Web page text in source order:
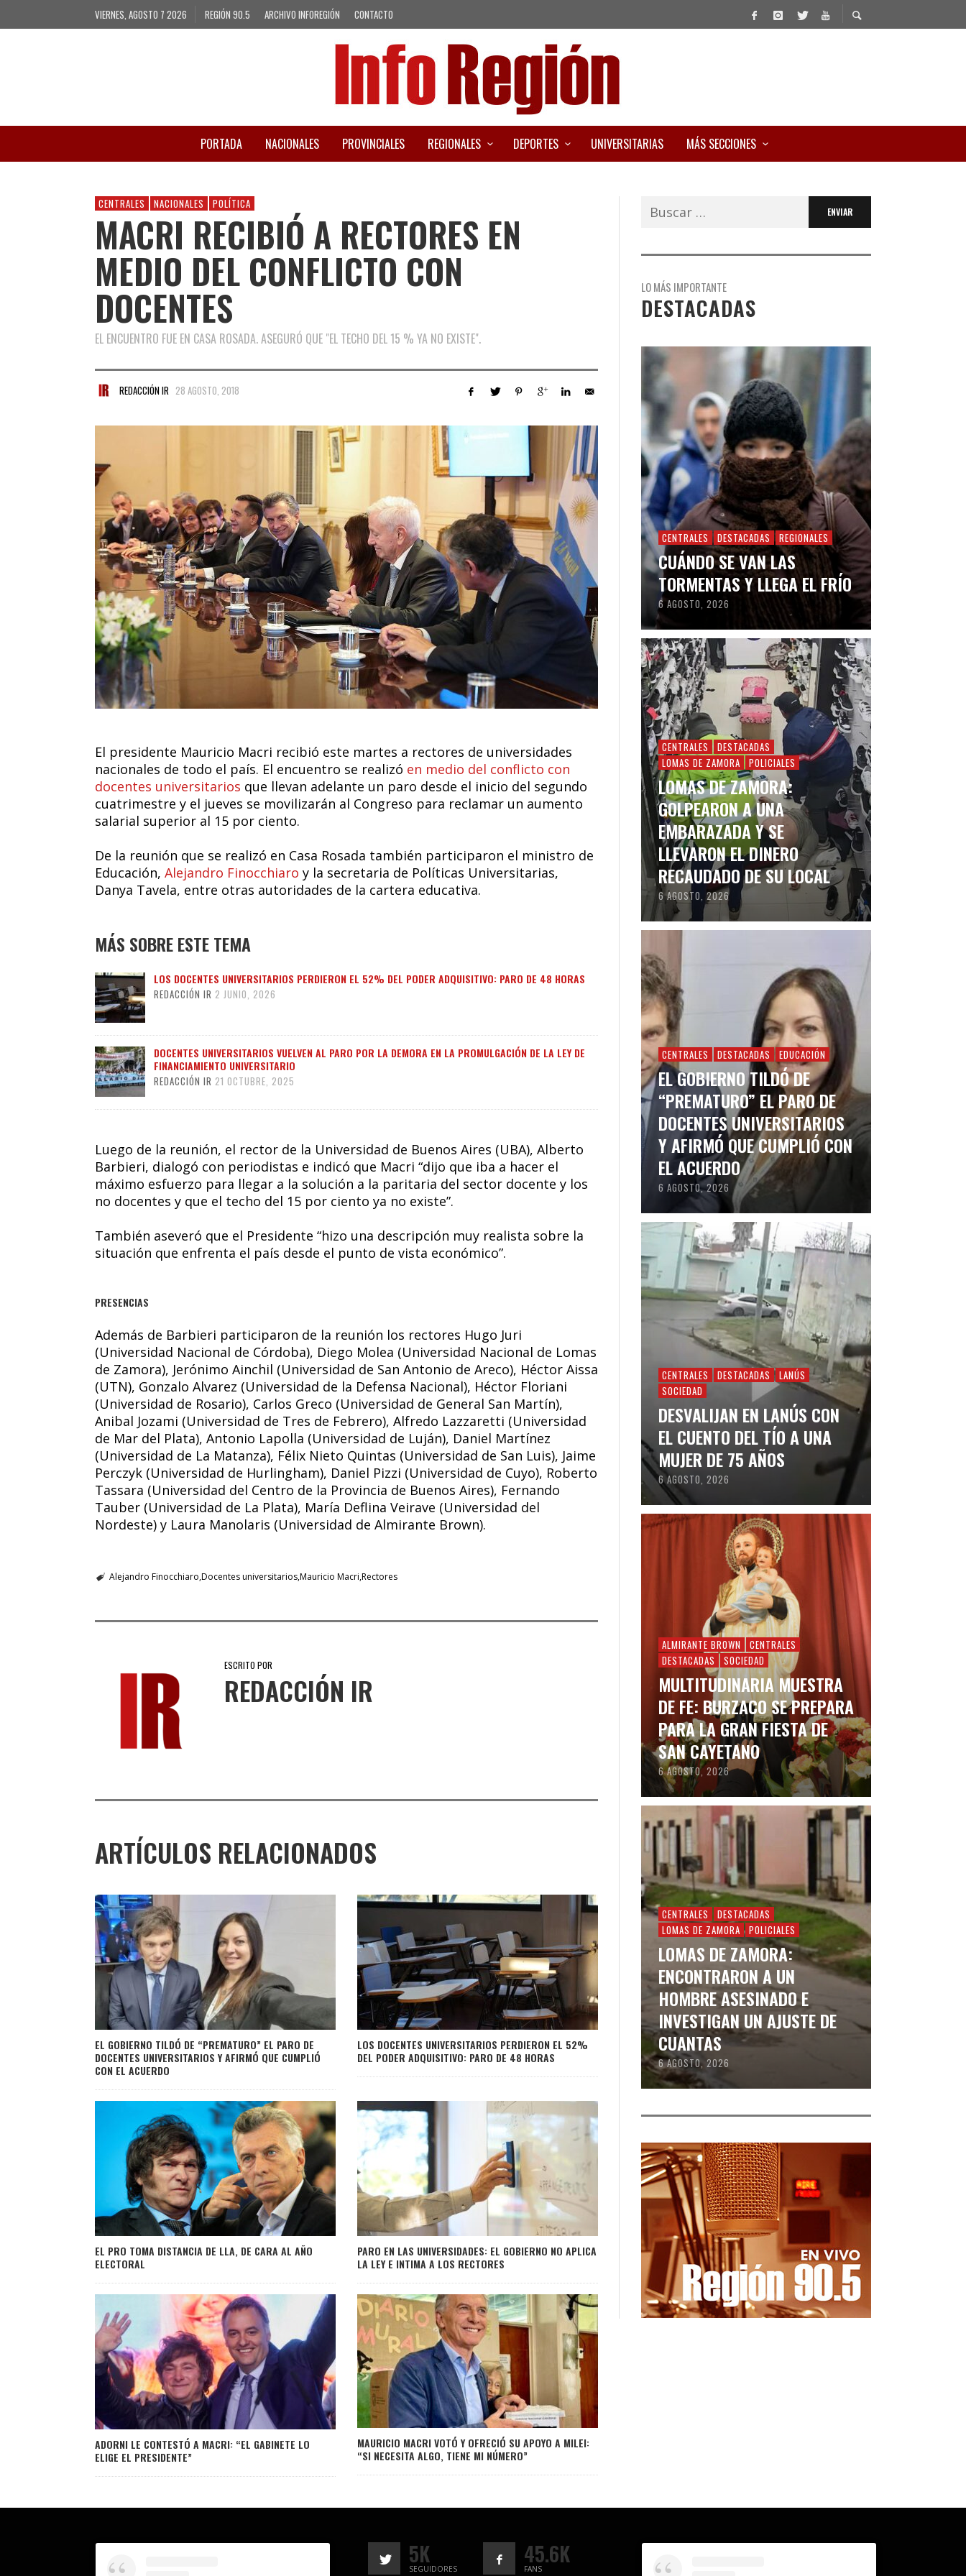
VIERNES, AGOSTO 7 2026 REGIÓN 90.5 ARCHIVO INFOREGIÓN CONTACTO
PORTADA NACIONALES PROVINCIALES REGIONALES DEPORTES UNIVERSITARIAS MÁS SECCIONES
CENTRALES NACIONALES POLÍTICA
MACRI RECIBIÓ A RECTORES EN
MEDIO DEL CONFLICTO CON
DOCENTES
EL ENCUENTRO FUE EN CASA ROSADA. ASEGURÓ QUE "EL TECHO DEL 15 % YA NO EXISTE".
REDACCIÓN IR 28 AGOSTO, 2018
El presidente Mauricio Macri recibió este martes a rectores de universidades
nacionales de todo el país. El encuentro se realizó en medio del conflicto con
docentes universitarios que llevan adelante un paro desde el inicio del segundo
cuatrimestre y el jueves se movilizarán al Congreso para reclamar un aumento
salarial superior al 15 por ciento.
De la reunión que se realizó en Casa Rosada también participaron el ministro de
Educación, Alejandro Finocchiaro y la secretaria de Políticas Universitarias,
Danya Tavela, entre otras autoridades de la cartera educativa.
MÁS SOBRE ESTE TEMA
LOS DOCENTES UNIVERSITARIOS PERDIERON EL 52% DEL PODER ADQUISITIVO: PARO DE 48 HORAS
REDACCIÓN IR 2 JUNIO, 2026
DOCENTES UNIVERSITARIOS VUELVEN AL PARO POR LA DEMORA EN LA PROMULGACIÓN DE LA LEY DE
FINANCIAMIENTO UNIVERSITARIO
REDACCIÓN IR 21 OCTUBRE, 2025
Luego de la reunión, el rector de la Universidad de Buenos Aires (UBA), Alberto
Barbieri, dialogó con periodistas e indicó que Macri “dijo que iba a hacer el
máximo esfuerzo para llegar a la solución a la paritaria del sector docente y los
no docentes y que el techo del 15 por ciento ya no existe”.
También aseveró que el Presidente “hizo una descripción muy realista sobre la
situación que enfrenta el país desde el punto de vista económico”.
PRESENCIAS
Además de Barbieri participaron de la reunión los rectores Hugo Juri
(Universidad Nacional de Córdoba), Diego Molea (Universidad Nacional de Lomas
de Zamora), Jerónimo Ainchil (Universidad de San Antonio de Areco), Héctor Aissa
(UTN), Gonzalo Alvarez (Universidad de la Defensa Nacional), Héctor Floriani
(Universidad de Rosario), Carlos Greco (Universidad de General San Martín),
Anibal Jozami (Universidad de Tres de Febrero), Alfredo Lazzaretti (Universidad
de Mar del Plata), Antonio Lapolla (Universidad de Luján), Daniel Martínez
(Universidad de La Matanza), Félix Nieto Quintas (Universidad de San Luis), Jaime
Perczyk (Universidad de Hurlingham), Daniel Pizzi (Universidad de Cuyo), Roberto
Tassara (Universidad del Centro de la Provincia de Buenos Aires), Fernando
Tauber (Universidad de La Plata), María Deflina Veirave (Universidad del
Nordeste) y Laura Manolaris (Universidad de Almirante Brown).
Alejandro Finocchiaro Docentes universitariosMauricio Macri Rectores
ESCRITO POR
REDACCIÓN IR
ARTÍCULOS RELACIONADOS
EL GOBIERNO TILDÓ DE “PREMATURO” EL PARO DE
DOCENTES UNIVERSITARIOS Y AFIRMÓ QUE CUMPLIÓ
CON EL ACUERDO
LOS DOCENTES UNIVERSITARIOS PERDIERON EL 52%
DEL PODER ADQUISITIVO: PARO DE 48 HORAS
EL PRO TOMA DISTANCIA DE LLA, DE CARA AL AÑO
ELECTORAL
PARO EN LAS UNIVERSIDADES: EL GOBIERNO NO APLICA
LA LEY E INTIMA A LOS RECTORES
ADORNI LE CONTESTÓ A MACRI: “EL GABINETE LO
ELIGE EL PRESIDENTE”
MAURICIO MACRI VOTÓ Y OFRECIÓ SU APOYO A MILEI:
“SI NECESITA ALGO, TIENE MI NÚMERO”
Buscar:
LO MÁS IMPORTANTE
DESTACADAS
CENTRALES DESTACADAS REGIONALES
CUÁNDO SE VAN LAS
TORMENTAS Y LLEGA EL FRÍO
6 AGOSTO, 2026
CENTRALES
DESTACADAS
LOMAS DE ZAMORA
POLICIALES
LOMAS DE ZAMORA:
GOLPEARON A UNA
EMBARAZADA Y SE
LLEVARON EL DINERO
RECAUDADO DE SU LOCAL
6 AGOSTO, 2026
CENTRALES DESTACADAS EDUCACIÓN
EL GOBIERNO TILDÓ DE
“PREMATURO” EL PARO DE
DOCENTES UNIVERSITARIOS
Y AFIRMÓ QUE CUMPLIÓ CON
EL ACUERDO
6 AGOSTO, 2026
CENTRALES DESTACADAS
LANÚS
SOCIEDAD
DESVALIJAN EN LANÚS CON
EL CUENTO DEL TÍO A UNA
MUJER DE 75 AÑOS
6 AGOSTO, 2026
ALMIRANTE BROWN
CENTRALES
DESTACADAS
SOCIEDAD
MULTITUDINARIA MUESTRA
DE FE: BURZACO SE PREPARA
PARA LA GRAN FIESTA DE
SAN CAYETANO
6 AGOSTO, 2026
CENTRALES
DESTACADAS
LOMAS DE ZAMORA
POLICIALES
LOMAS DE ZAMORA:
ENCONTRARON A UN
HOMBRE ASESINADO E
INVESTIGAN UN AJUSTE DE
CUANTAS
6 AGOSTO, 2026
5K
SEGUIDORES
45.6K
FANS